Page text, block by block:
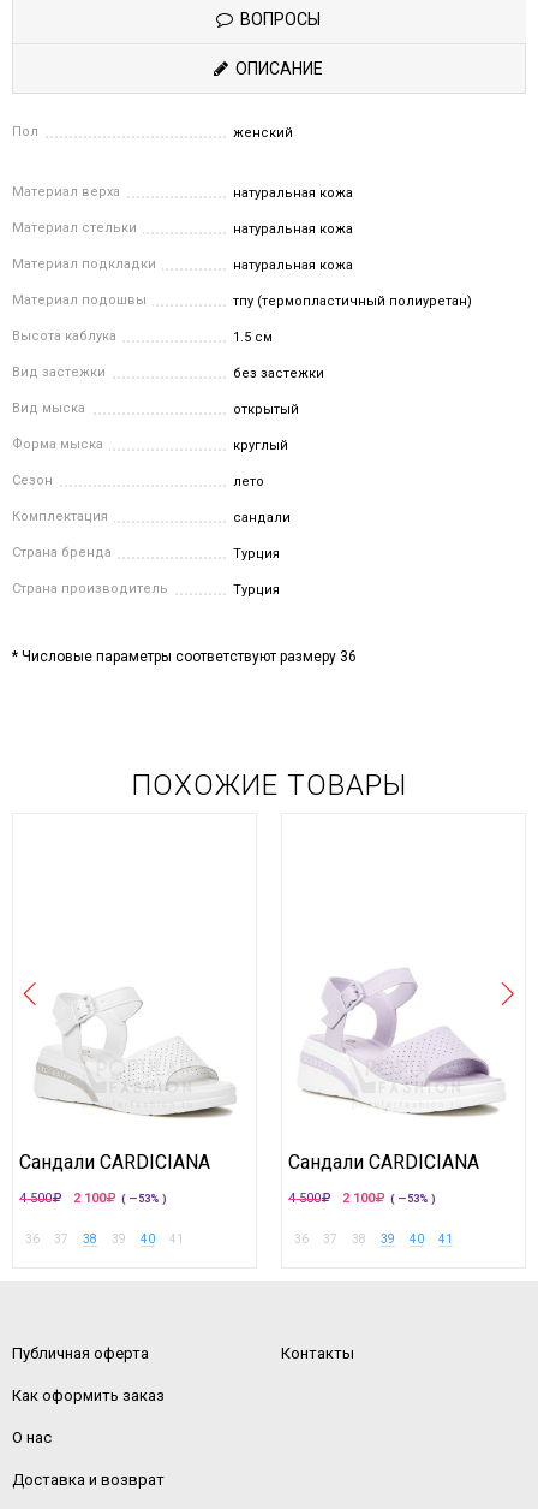
ВОПРОСЫ
ОПИСАНИЕ
Пол женский
Материал верха натуральная кожа
Материал стельки натуральная кожа
Материал подкладки натуральная кожа
Материал подошвы тпу (термопластичный полиуретан)
Высота каблука 1.5 см
Вид застежки без застежки
Вид мыска открытый
Форма мыска круглый
Сезон лето
Комплектация сандали
Страна бренда Турция
Страна производитель Турция
* Числовые параметры соответствуют размеру 36
ПОХОЖИЕ ТОВАРЫ
Сандали CARDICIANA
4 500 2 100 ( —53% )
36 37 38 39 40 41
Сандали CARDICIANA
4 500 2 100 ( —53% )
36 37 38 39 40 41
Публичная оферта
Как оформить заказ
О нас
Доставка и возврат
Контакты